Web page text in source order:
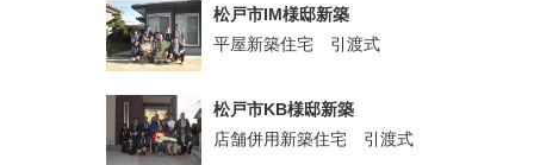
松戸市IM様邸新築
平屋新築住宅 引渡式
松戸市KB様邸新築
店舗併用新築住宅 引渡式